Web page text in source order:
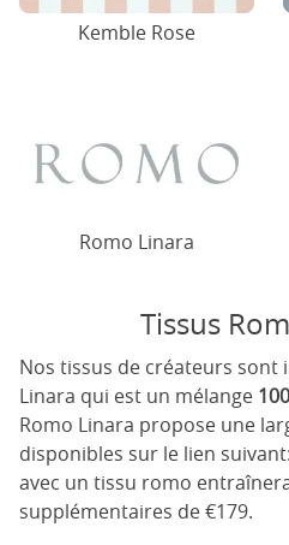
Kemble Rose
Romo Linara
Tissus
Nos tissus de créateurs sont
Linara qui est un mélange
Romo Linara propose une
disponibles sur le lien suivant:
avec un tissu romo
supplémentaires de €179.